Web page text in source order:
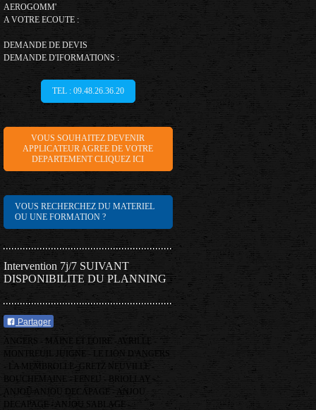
AEROGOMM'
A VOTRE ECOUTE :
DEMANDE DE DEVIS
DEMANDE D'IFORMATIONS :
TEL : 09.48.26.36.20
VOUS SOUHAITEZ DEVENIR
APPLICATEUR AGREE DE VOTRE
DEPARTEMENT CLIQUEZ ICI
VOUS RECHERCHEZ DU MATERIEL
OU UNE FORMATION ?
Intervention 7j/7 SUIVANT
DISPONIBILITE DU PLANNING
Partager
ANGERS - MAINE ET LOIRE -AVRILLE -
MONTREUIL JUIGNE - LE LION D'ANGERS
- LA MEMBROLLE- GRETZ NEUVILLE -
BOUCHEMAINE - FENEU - BRIOLLAY -
ANJOU ANJOU DECAPAGE - ANJOU
DECAPAGE - ANJOU SABLAGE -